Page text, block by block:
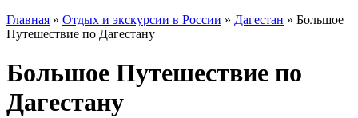
Главная » Отдых и экскурсии в России » Дагестан » Большое
Путешествие по Дагестану
Большое Путешествие по
Дагестану